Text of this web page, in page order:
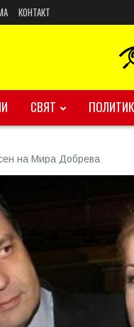
КОНТАКТ
СВЯТ
на Мира Добрева